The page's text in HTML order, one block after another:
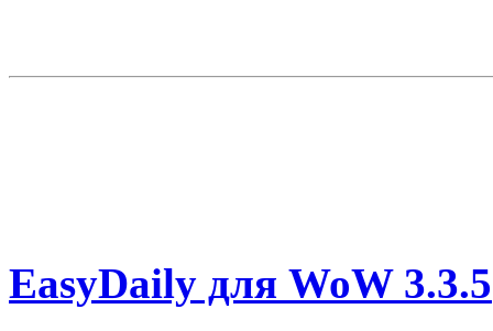
EasyDaily для WoW 3.3.5